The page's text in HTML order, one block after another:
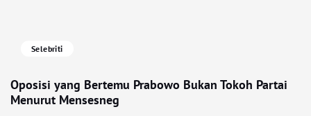
Selebriti
Oposisi yang Bertemu Prabowo Bukan Tokoh Partai
Menurut Mensesneg